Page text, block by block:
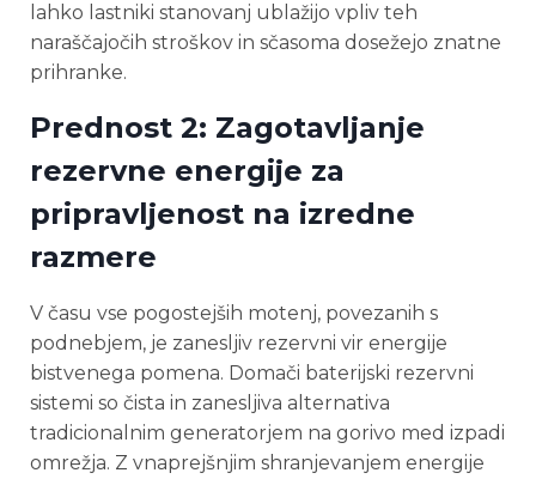
lahko lastniki stanovanj ublažijo vpliv teh
naraščajočih stroškov in sčasoma dosežejo znatne
prihranke.
Prednost 2: Zagotavljanje
rezervne energije za
pripravljenost na izredne
razmere
V času vse pogostejših motenj, povezanih s
podnebjem, je zanesljiv rezervni vir energije
bistvenega pomena. Domači baterijski rezervni
sistemi so čista in zanesljiva alternativa
tradicionalnim generatorjem na gorivo med izpadi
omrežja. Z vnaprejšnjim shranjevanjem energije